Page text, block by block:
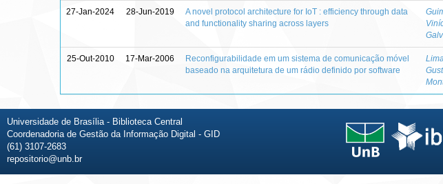
27-Jan-2024 28-Jun-2019
A novel protocol architecture for IoT : efficiency through data
and functionality sharing across layers
25-Out-2010 17-Mar-2006
Reconfigurabilidade em um sistema de comunicação móvel
baseado na arquitetura de um rádio definido por software
Universidade de Brasília - Biblioteca Central
Coordenadoria de Gestão da Informação Digital - GID
(61) 3107-2683
repositorio@unb.br